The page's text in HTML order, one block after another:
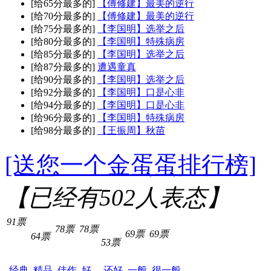
[给65分最多的]
【傅修建】最美的逆行
[给70分最多的]
【傅修建】最美的逆行
[给75分最多的]
【李国明】选举之后
[给80分最多的]
【李国明】特殊病房
[给85分最多的]
【李国明】选举之后
[给87分最多的] 遭遇童真
[给90分最多的]
【李国明】选举之后
[给92分最多的]
【李国明】口是心非
[给94分最多的]
【李国明】口是心非
[给96分最多的]
【李国明】特殊病房
[给98分最多的]
【王振周】秋苗
[送您一个金蛋蛋排行榜]
【已经有502人表态】
91票
64票
78票 78票
53票
69票 69票